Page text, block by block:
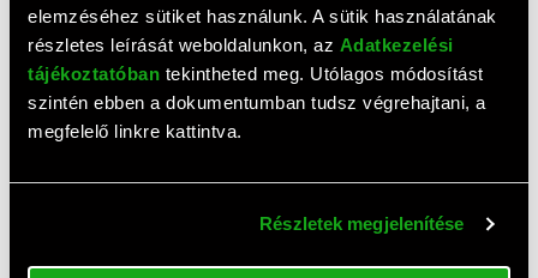
elemzéséhez sütiket használunk. A sütik használatának
részletes leírását weboldalunkon, az Adatkezelési
tájékoztatóban tekintheted meg. Utólagos módosítást
szintén ebben a dokumentumban tudsz végrehajtani, a
megfelelő linkre kattintva.
Részletek megjelenítése
Polaroid Color Film for i-
Type - double pack